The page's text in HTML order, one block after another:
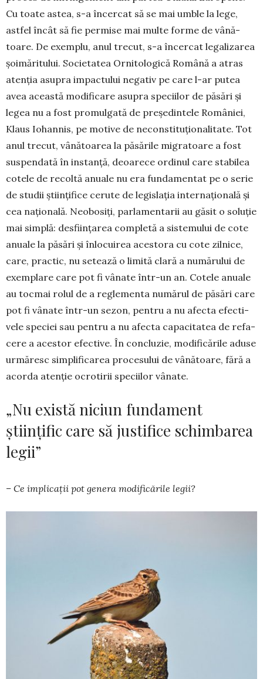
Cu toate astea, s-a încercat să se mai um­ble la lege,
ast­fel încât să fie permise mai multe for­me de vână­
toare. De exemplu, anul tre­cut, s-a încer­cat legali­zarea
șoi­măritului. Socie­ta­tea Orni­to­logică Română a atras
atenția asupra impactului negativ pe care l-ar putea
avea această modificare asupra spe­ciilor de păsări și
legea nu a fost pro­mulgată de președintele Ro­mâniei,
Klaus Io­hannis, pe motive de neconstitu­țio­nalitate. Tot
anul trecut, vânătoarea la păsările migratoare a fost
sus­pendată în instanță, de­oarece ordinul care stabilea
cotele de recoltă anuale nu era fundamentat pe o se­rie
de stu­dii științifice cerute de legislația interna­țio­nală și
cea națională. Neobosiți, parla­men­­ta­rii au găsit o so­luție
mai sim­plă: desfiin­țarea completă a siste­mului de cote
anua­le la păsări și în­locuirea acestora cu cote zilnice,
care, practic, nu se­tează o limită cla­ră a numărului de
exemplare care pot fi vânate într-un an. Cotele anuale
au toc­mai ro­lul de a re­glementa numărul de păsări care
pot fi vânate într-un sezon, pentru a nu afecta efec­ti­
vele speciei sau pentru a nu afecta ca­pa­citatea de refa­
ce­re a acestor efective. În con­clu­zie, modifi­că­rile adu­se
ur­măresc simplifi­ca­rea pro­cesului de vână­toare, fă­ră a
acorda atenție ocroti­rii speciilor vânate.
„Nu există niciun fundament
științific care să justifice schimbarea
legii”
– Ce implicații pot genera modificările legii?